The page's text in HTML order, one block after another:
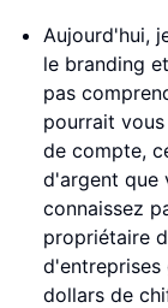
Aujourd'hui,
le branding
pas
pourrait
de compte,
d'argent que
connaissez
propriétaire
d'entreprises
dollars de